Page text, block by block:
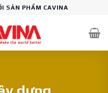
SẢN PHẨM CAVINA